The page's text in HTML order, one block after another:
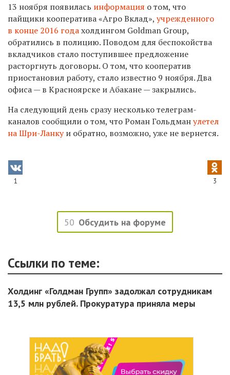
13 ноября появилась информация о том, что
пайщики кооператива «Агро Вклад», учрежденного
в конце 2016 годахолдингом Goldman Group,
обратились в полицию. Поводом для беспокойства
вкладчиков стало поступившее предложение
расторгнуть договоры. О том, что кооператив
приостановил работу, стало известно 9 ноября. Два
офиса — в Красноярске и Абакане — закрылись.
На следующий день сразу несколько телеграм-
каналов сообщили о том, что Роман Гольдманулетел
на Шри-Ланку и обратно, возможно, уже не вернется.
1 3
50 Обсудить на форуме
Ссылки по теме:
Холдинг «Голдман Групп» задолжал сотрудникам
13,5 млн рублей. Прокуратура приняла меры